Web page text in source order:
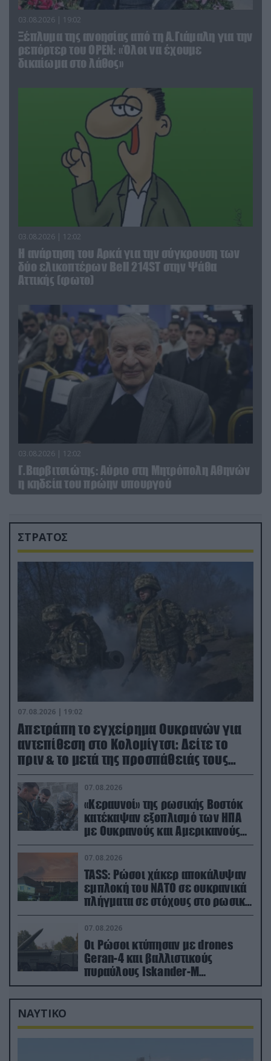
03.08.2026 | 19:02
Ξέπλυμα της ανοησίας από τη Α.Γιάμαλη για την
ρεπόρτερ του ΟΡΕΝ: «Όλοι να έχουμε
δικαίωμα στο λάθος»
03.08.2026 | 12:02
Η ανάρτηση του Αρκά για την σύγκρουση των
δύο ελικοπτέρων Bell 214ST στην Ψάθα
Αττικής (φωτο)
03.08.2026 | 12:02
Γ.Βαρβιτσιώτης: Aύριο στη Μητρόπολη Αθηνών
η κηδεία του πρώην υπουργού
ΣΤΡΑΤΟΣ
07.08.2026 | 19:02
Απετράπη το εγχείρημα Ουκρανών για
αντεπίθεση στο Κολομίγτσι: Δείτε το
πριν & το μετά της προσπάθειάς τους
(βίντεο)
07.08.2026
«Κεραυνοί» της ρωσικής Βοστόκ
κατέκαψαν εξοπλισμό των ΗΠΑ
με Ουκρανούς και Αμερικανούς
μισθοφόρους – Δείτε βίντεο
07.08.2026
TASS: Ρώσοι χάκερ αποκάλυψαν
εμπλοκή του ΝΑΤΟ σε ουκρανικά
πλήγματα σε στόχους στο ρωσικό
έδαφος!
07.08.2026
Οι Ρώσοι κτύπησαν με drones
Geran-4 και βαλλιστικούς
πυραύλους Iskander-M
ουκρανικό τρένο με στρατιωτικό
εξοπλισμό
ΝΑΥΤΙΚΟ